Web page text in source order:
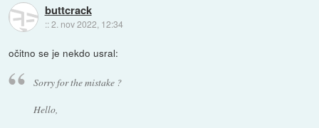
buttcrack
::2. nov 2022, 12:34
očitno se je nekdo usral:
Sorry for the mistake ?
Hello,